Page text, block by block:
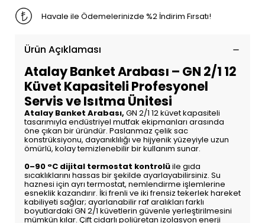
Havale ile Ödemelerinizde %2 İndirim Fırsatı!
Ürün Açıklaması
Atalay Banket Arabası – GN 2/1 12
Küvet Kapasiteli Profesyonel
Servis ve Isıtma Ünitesi
Atalay Banket Arabası, GN 2/1 12 küvet kapasiteli
tasarımıyla endüstriyel mutfak ekipmanları arasında
öne çıkan bir üründür. Paslanmaz çelik sac
konstrüksiyonu, dayanıklılığı ve hijyenik yüzeyiyle uzun
ömürlü, kolay temizlenebilir bir kullanım sunar.
0–90 °C dijital termostat kontrolüile gıda
sıcaklıklarını hassas bir şekilde ayarlayabilirsiniz. Su
haznesi için ayrı termostat, nemlendirme işlemlerine
esneklik kazandırır. İki frenli ve iki frensiz tekerlek hareket
kabiliyeti sağlar; ayarlanabilir raf aralıkları farklı
boyutlardaki GN 2/1 küvetlerin güvenle yerleştirilmesini
mümkün kılar. Çift cidarlı poliüretan izolasyon enerji